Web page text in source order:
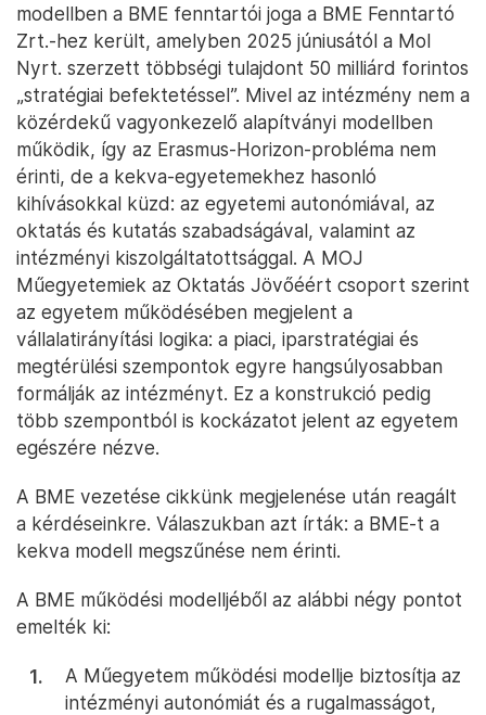
modellben a BME fenntartói joga a BME Fenntartó
Zrt.-hez került, amelyben 2025 júniusától a Mol
Nyrt. szerzett többségi tulajdont 50 milliárd forintos
„stratégiai befektetéssel”. Mivel az intézmény nem a
közérdekű vagyonkezelő alapítványi modellben
működik, így az Erasmus-Horizon-probléma nem
érinti, de a kekva-egyetemekhez hasonló
kihívásokkal küzd: az egyetemi autonómiával, az
oktatás és kutatás szabadságával, valamint az
intézményi kiszolgáltatottsággal. A MOJ
Műegyetemiek az Oktatás Jövőéért csoport szerint
az egyetem működésében megjelent a
vállalatirányítási logika: a piaci, iparstratégiai és
megtérülési szempontok egyre hangsúlyosabban
formálják az intézményt. Ez a konstrukció pedig
több szempontból is kockázatot jelent az egyetem
egészére nézve.
A BME vezetése cikkünk megjelenése után reagált
a kérdéseinkre. Válaszukban azt írták: a BME-t a
kekva modell megszűnése nem érinti.
A BME működési modelljéből az alábbi négy pontot
emelték ki:
A Műegyetem működési modellje biztosítja az
intézményi autonómiát és a rugalmasságot,